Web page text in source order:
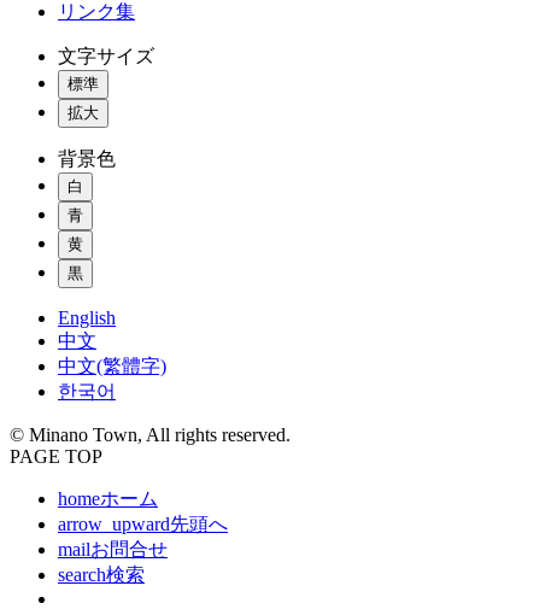
リンク集
文字サイズ
標準
拡大
背景色
白
青
黄
黒
English
中文
中文(繁體字)
한국어
© Minano Town, All rights reserved.
PAGE TOP
homeホーム
arrow_upward先頭へ
mailお問合せ
search検索